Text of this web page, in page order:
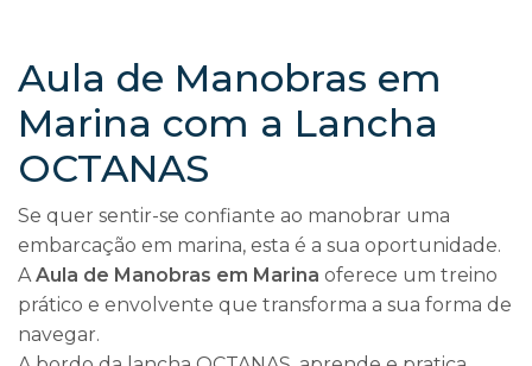
Aula de Manobras em
Marina com a Lancha
OCTANAS
Se quer sentir-se confiante ao manobrar uma
embarcação em marina, esta é a sua oportunidade.
AAula de Manobras em Marina oferece um treino
prático e envolvente que transforma a sua forma de
navegar.